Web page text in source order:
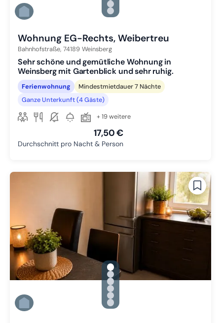
Zu Slide 4 wechseln
Zu Slide 5 wechseln
Zu Slide 6 wechseln
Wohnung EG-Rechts, Weibertreu
Bahnhofstraße, 74189 Weinsberg
Sehr schöne und gemütliche Wohnung in
Weinsberg mit Gartenblick und sehr ruhig.
Ferienwohnung
Mindestmietdauer 7 Nächte
Ganze Unterkunft (4 Gäste)
+ 19 weitere
17,50 €
Durchschnitt pro Nacht & Person
gallery.slide_selector
Zu Slide 1 wechseln
Zu Slide 2 wechseln
Zu Slide 3 wechseln
Zu Slide 4 wechseln
Zu Slide 5 wechseln
Zu Slide 6 wechseln